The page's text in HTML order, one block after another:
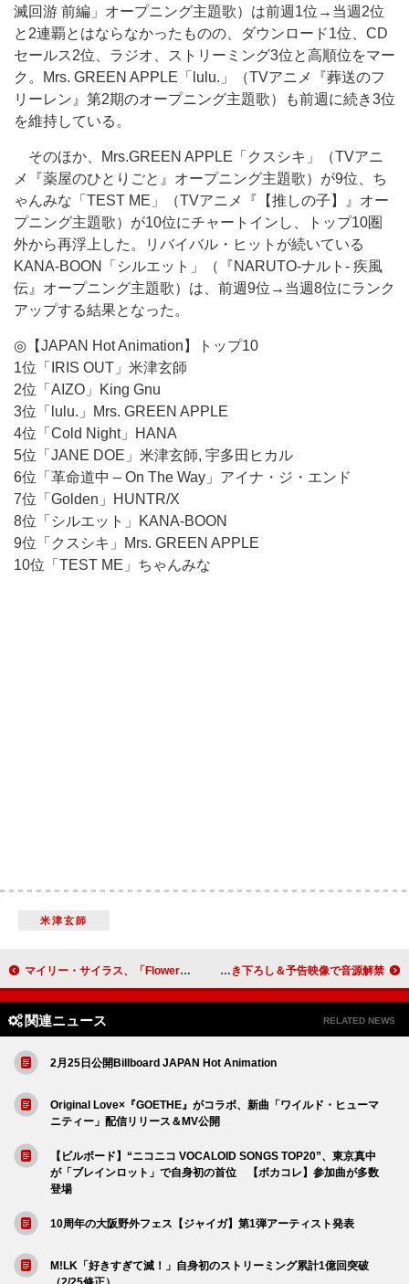
滅回游 前編」オープニング主題歌）は前週1位→当週2位
と2連覇とはならなかったものの、ダウンロード1位、CD
セールス2位、ラジオ、ストリーミング3位と高順位をマー
ク。Mrs. GREEN APPLE「lulu.」（TVアニメ『葬送のフ
リーレン』第2期のオープニング主題歌）も前週に続き3位
を維持している。
そのほか、Mrs.GREEN APPLE「クスシキ」（TVアニ
メ『薬屋のひとりごと』オープニング主題歌）が9位、ち
ゃんみな「TEST ME」（TVアニメ『【推しの子】』オー
プニング主題歌）が10位にチャートインし、トップ10圏
外から再浮上した。リバイバル・ヒットが続いている
KANA-BOON「シルエット」（『NARUTO-ナルト- 疾風
伝』オープニング主題歌）は、前週9位→当週8位にランク
アップする結果となった。
◎【JAPAN Hot Animation】トップ10
1位「IRIS OUT」米津玄師
2位「AIZO」King Gnu
3位「lulu.」Mrs. GREEN APPLE
4位「Cold Night」HANA
5位「JANE DOE」米津玄師, 宇多田ヒカル
6位「革命道中 – On The Way」アイナ・ジ・エンド
7位「Golden」HUNTR/X
8位「シルエット」KANA-BOON
9位「クスシキ」Mrs. GREEN APPLE
10位「TEST ME」ちゃんみな
米津玄師
マイリー・サイラス、「Flowers」めぐるブルーノ・マーズ楽曲との訴訟棄却を要請「こうした言葉は誰かが所有できるものではない」 キタニタツヤ、TVアニメ『日本三國』OPテーマ「火種」書き下ろし＆予告映像で音源解禁
関連ニュース RELATED NEWS
2月25日公開Billboard JAPAN Hot Animation
Original Love×『GOETHE』がコラボ、新曲「ワイルド・ヒューマ
ニティー」配信リリース＆MV公開
【ビルボード】“ニコニコ VOCALOID SONGS TOP20”、東京真中
が「ブレインロット」で自身初の首位 【ボカコレ】参加曲が多数
登場
10周年の大阪野外フェス【ジャイガ】第1弾アーティスト発表
M!LK「好きすぎて滅！」自身初のストリーミング累計1億回突破